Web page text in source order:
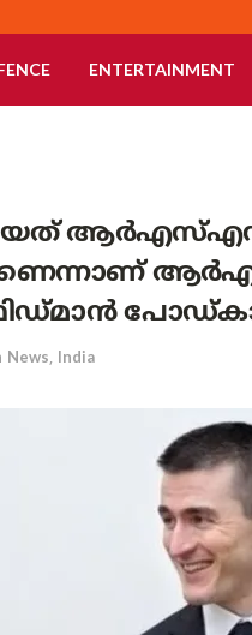
ENTERTAINMENT
News, India